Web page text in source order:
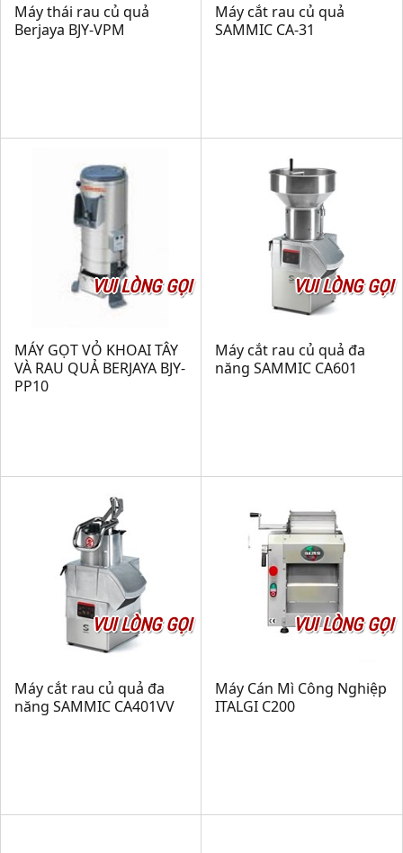
Máy thái rau củ quả
Berjaya BJY-VPM
Máy cắt rau củ quả
SAMMIC CA-31
VUI LÒNG GỌI
MÁY GỌT VỎ KHOAI TÂY
VÀ RAU QUẢ BERJAYA BJY-
PP10
VUI LÒNG GỌI
Máy cắt rau củ quả đa
năng SAMMIC CA601
VUI LÒNG GỌI
Máy cắt rau củ quả đa
năng SAMMIC CA401VV
VUI LÒNG GỌI
Máy Cán Mì Công Nghiệp
ITALGI C200